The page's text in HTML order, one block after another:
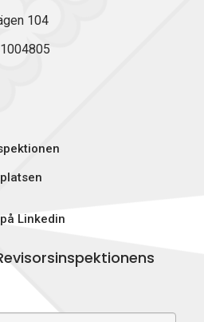
104
Linkedin